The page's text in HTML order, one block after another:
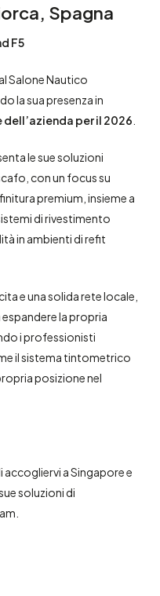
Spagna
F5
Salone Nautico
la sua presenza in
per il 2026
le sue soluzioni
con un focus su
premium, insieme a
di rivestimento
in ambienti di refit
e una solida rete locale,
la propria
i professionisti
il sistema tintometrico
posizione nel
a Singapore e
soluzioni di